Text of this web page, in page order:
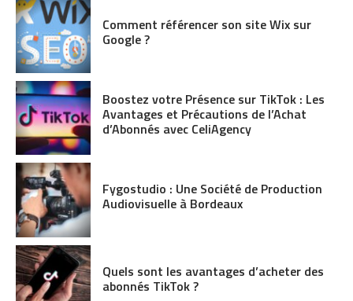
Comment référencer son site Wix sur
Google ?
Boostez votre Présence sur TikTok : Les
Avantages et Précautions de l’Achat
d’Abonnés avec CeliAgency
Fygostudio : Une Société de Production
Audiovisuelle à Bordeaux
Quels sont les avantages d’acheter des
abonnés TikTok ?